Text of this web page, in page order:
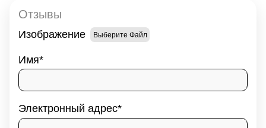
Отзывы
Изображение Выберите Файл
Имя
Электронный адрес